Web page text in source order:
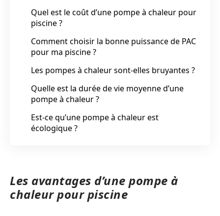
Quel est le coût d’une pompe à chaleur pour
piscine ?
Comment choisir la bonne puissance de PAC
pour ma piscine ?
Les pompes à chaleur sont-elles bruyantes ?
Quelle est la durée de vie moyenne d’une
pompe à chaleur ?
Est-ce qu’une pompe à chaleur est
écologique ?
Les avantages d’une pompe à
chaleur pour piscine